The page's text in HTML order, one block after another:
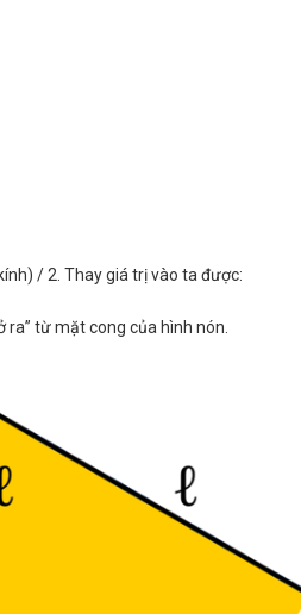
/ 2. Thay giá trị vào ta được:
từ mặt cong của hình nón.